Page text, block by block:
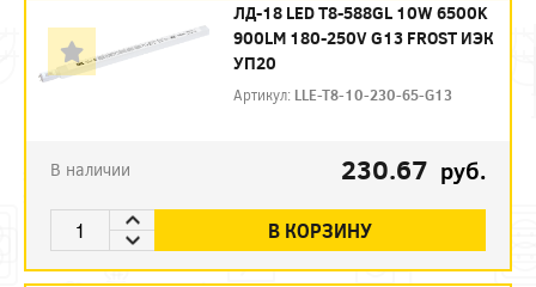
ЛД-18 LED Т8-588GL 10W 6500K
900LM 180-250V G13 FROST ИЭК
УП20
Артикул: LLE-T8-10-230-65-G13
В наличии 230.67 руб.
В КОРЗИНУ